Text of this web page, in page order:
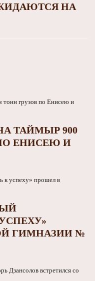
НА
ТАЙМЫР 900
ЕНИСЕЮ И
ГИМНАЗИИ №